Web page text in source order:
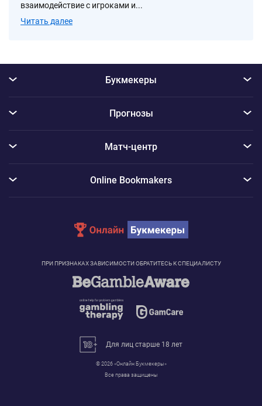
взаимодействие с игроками и...
Читать далее
ПРИ ПРИЗНАКАХ ЗАВИСИМОСТИ ОБРАТИТЕСЬ К СПЕЦИАЛИСТУ
Для лиц старше 18 лет
© 2026 «Онлайн Букмекеры»
Все права защищены
Букмекеры
Прогнозы
Матч-центр
Online Bookmakers